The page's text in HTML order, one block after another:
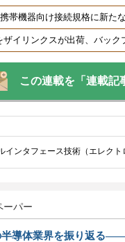
帯機器向け接続規格に新た
ザイリンクスが出荷、バック
この連載を「連載記
インタフェース技術（エレクト
ーパー
半導体業界を振り返る